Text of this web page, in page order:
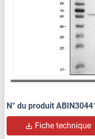
N° du produit
Fiche technique